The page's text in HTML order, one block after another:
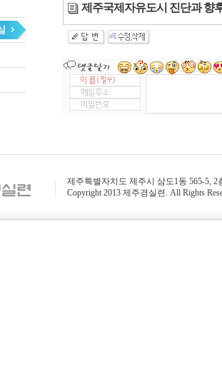
제주국제자유도시 진단과 향
제주특별자치도 제주시 삼도1동 565-5, 2
Copyright 2013 제주경실련. All Rights